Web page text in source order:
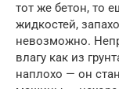
тот же бетон, то
жидкостей,
невозможно.
влагу как из
наплохо — он